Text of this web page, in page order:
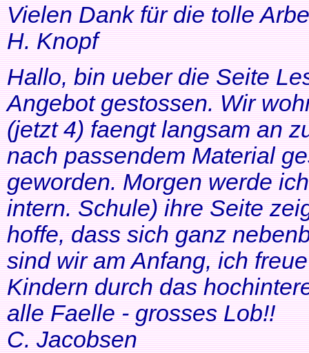
Vielen Dank für die tolle
H. Knopf
Hallo, bin ueber die Seite
Angebot gestossen. Wir
(jetzt 4) faengt langsam an
nach passendem Material
geworden. Morgen werde
intern. Schule) ihre Seite
hoffe, dass sich ganz
sind wir am Anfang, ich
Kindern durch das
alle Faelle - grosses Lob!!
C. Jacobsen